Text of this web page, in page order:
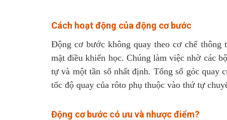
Cách hoạt động của động cơ bước
Động cơ bước không quay theo cơ chế thông
mặt điều khiển học. Chúng làm việc nhờ các
tự và một tần số nhất định. Tổng số góc quay
tốc độ quay của rôto phụ thuộc vào thứ tự
Động cơ bước có ưu và nhược điểm?